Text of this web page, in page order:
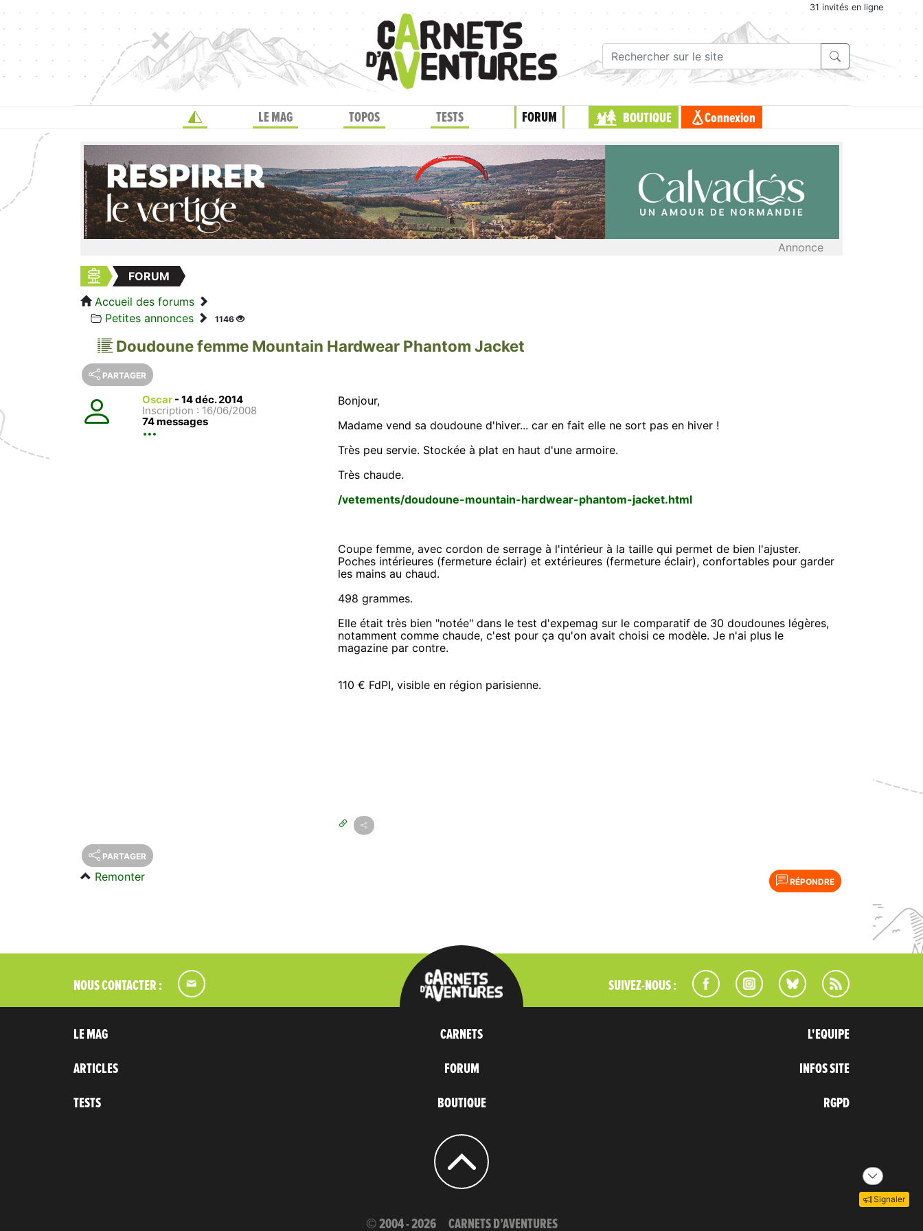
31 invités en ligne
LE MAG TOPOS TESTS FORUM BOUTIQUE Connexion
Annonce
FORUM
Accueil des forums
Petites annonces
1146
Doudoune femme Mountain Hardwear Phantom Jacket
PARTAGER
Oscar - 14 déc. 2014
Inscription : 16/06/2008
74 messages
Bonjour,
Madame vend sa doudoune d'hiver... car en fait elle ne sort pas en hiver !
Très peu servie. Stockée à plat en haut d'une armoire.
Très chaude.
/vetements/doudoune-mountain-hardwear-phantom-jacket.html
Coupe femme, avec cordon de serrage à l'intérieur à la taille qui permet de bien l'ajuster.
Poches intérieures (fermeture éclair) et extérieures (fermeture éclair), confortables pour garder
les mains au chaud.
498 grammes.
Elle était très bien "notée" dans le test d'expemag sur le comparatif de 30 doudounes légères,
notamment comme chaude, c'est pour ça qu'on avait choisi ce modèle. Je n'ai plus le
magazine par contre.
110 € FdPI, visible en région parisienne.
PARTAGER
RÉPONDRE
Remonter
Signaler
NOUS CONTACTER : SUIVEZ-NOUS :
LE MAG
ARTICLES
TESTS
CARNETS
FORUM
BOUTIQUE
L'EQUIPE
INFOS SITE
RGPD
© 2004 - 2026 CARNETS D’AVENTURES